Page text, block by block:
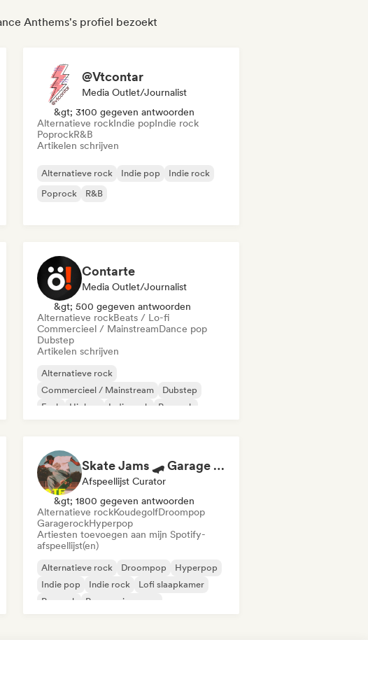
Anthems's profiel bezoekt
@Vtcontar
Media Outlet/Journalist
&gt; 3100 gegeven antwoorden
Alternatieve rockIndie popIndie rock
PoprockR&B
Artikelen schrijven
Alternatieve rock Indie pop
Indie rock
Poprock
R&B
Contarte
Media Outlet/Journalist
&gt; 500 gegeven antwoorden
Alternatieve rockBeats / Lo-fi
Commercieel / MainstreamDance pop
Dubstep
Artikelen schrijven
Alternatieve rock
Commercieel / Mainstream
Dubstep
Funk
Hiphop Indie rock
Poprock
Skate Jams 🛹 Garage Rock, Surf Rock & Neo-Psych
Afspeellijst Curator
&gt; 1800 gegeven antwoorden
Alternatieve rockKoudegolfDroompop
GaragerockHyperpop
Artiesten toevoegen aan mijn Spotify-
afspeellijst(en)
Alternatieve rock Droompop
Hyperpop
Indie pop
Indie rock
Lofi slaapkamer
Poprock
Progressieve pop